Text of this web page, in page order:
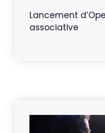
Lancement
associative